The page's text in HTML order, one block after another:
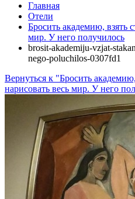
Главная
Отели
Бросить академию, взять
мир. У него получилось
brosit-akademiju-vzjat-
nego-poluchilos-0307fd1
Вернуться к "Бросить
нарисовать весь мир. У него